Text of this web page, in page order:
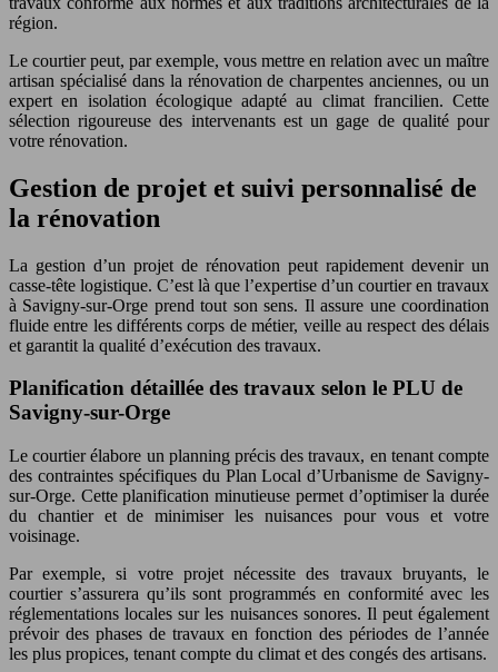
région.
Le courtier peut, par exemple, vous mettre en relation avec un maître
artisan spécialisé dans la rénovation de charpentes anciennes, ou un
expert en isolation écologique adapté au climat francilien. Cette
sélection rigoureuse des intervenants est un gage de qualité pour
votre rénovation.
Gestion de projet et suivi personnalisé de
la rénovation
La gestion d’un projet de rénovation peut rapidement devenir un
casse-tête logistique. C’est là que l’expertise d’un courtier en travaux
à Savigny-sur-Orge prend tout son sens. Il assure une coordination
fluide entre les différents corps de métier, veille au respect des délais
et garantit la qualité d’exécution des travaux.
Planification détaillée des travaux selon le PLU de
Savigny-sur-Orge
Le courtier élabore un planning précis des travaux, en tenant compte
des contraintes spécifiques du Plan Local d’Urbanisme de Savigny-
sur-Orge. Cette planification minutieuse permet d’optimiser la durée
du chantier et de minimiser les nuisances pour vous et votre
voisinage.
Par exemple, si votre projet nécessite des travaux bruyants, le
courtier s’assurera qu’ils sont programmés en conformité avec les
réglementations locales sur les nuisances sonores. Il peut également
prévoir des phases de travaux en fonction des périodes de l’année
les plus propices, tenant compte du climat et des congés des artisans.